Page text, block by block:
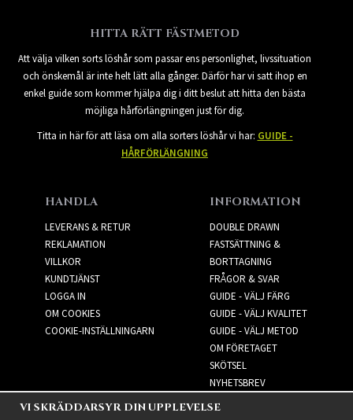
HITTA RÄTT FÄSTMETOD
Att välja vilken sorts löshår som passar ens personlighet, livssituation
och önskemål är inte helt lätt alla gånger. Därför har vi satt ihop en
enkel guide som kommer hjälpa dig i ditt beslut att hitta den bästa
möjliga hårförlängningen just för dig.
Titta in här för att läsa om alla sorters löshår vi har: GUIDE -
HÅRFÖRLÄNGNING
HANDLA
LEVERANS & RETUR
REKLAMATION
VILLKOR
KUNDTJÄNST
LOGGA IN
OM COOKIES
COOKIE-INSTÄLLNINGARN
INFORMATION
DOUBLE DRAWN
FASTSÄTTNING &
BORTTAGNING
FRÅGOR & SVAR
GUIDE - VÄLJ FÄRG
GUIDE - VÄLJ KVALITET
GUIDE - VÄLJ METOD
OM FÖRETAGET
SKÖTSEL
NYHETSBREV
VI SKRÄDDARSYR DIN UPPLEVELSE